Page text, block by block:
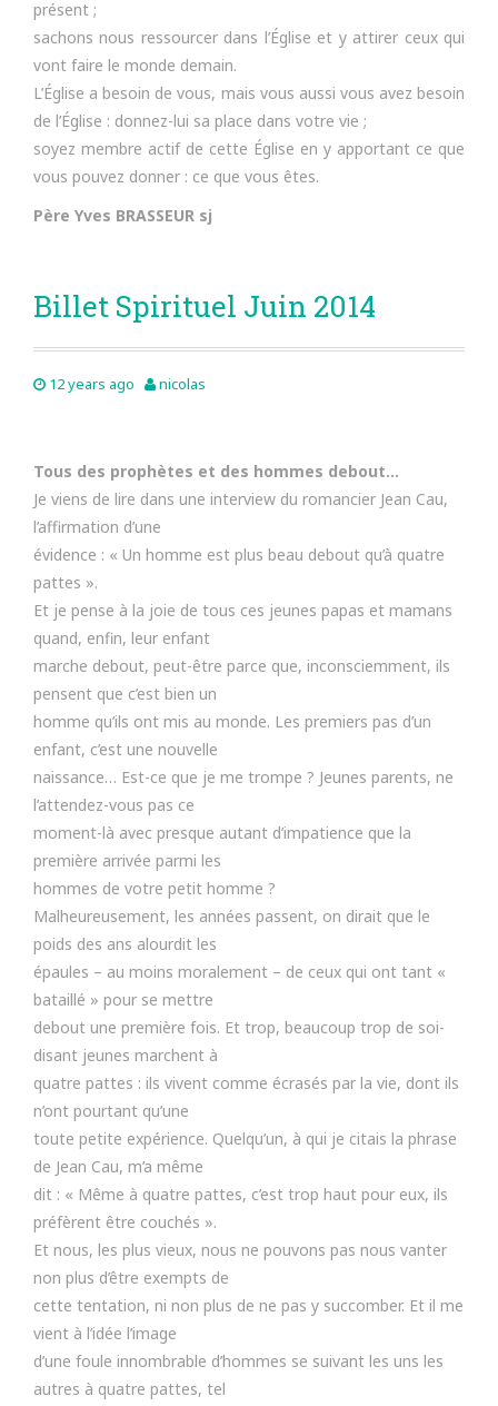
présent ;
sachons nous ressourcer dans l’Église et y attirer ceux qui
vont faire le monde demain.
L’Église a besoin de vous, mais vous aussi vous avez besoin
de l’Église : donnez-lui sa place dans votre vie ;
soyez membre actif de cette Église en y apportant ce que
vous pouvez donner : ce que vous êtes.
Père Yves BRASSEUR sj
Billet Spirituel Juin 2014
12 years ago nicolas
Tous des prophètes et des hommes debout…
Je viens de lire dans une interview du romancier Jean Cau,
l’affirmation d’une
évidence : « Un homme est plus beau debout qu’à quatre
pattes ».
Et je pense à la joie de tous ces jeunes papas et mamans
quand, enfin, leur enfant
marche debout, peut-être parce que, inconsciemment, ils
pensent que c’est bien un
homme qu’ils ont mis au monde. Les premiers pas d’un
enfant, c’est une nouvelle
naissance… Est-ce que je me trompe ? Jeunes parents, ne
l’attendez-vous pas ce
moment-là avec presque autant d’impatience que la
première arrivée parmi les
hommes de votre petit homme ?
Malheureusement, les années passent, on dirait que le
poids des ans alourdit les
épaules – au moins moralement – de ceux qui ont tant «
bataillé » pour se mettre
debout une première fois. Et trop, beaucoup trop de soi-
disant jeunes marchent à
quatre pattes : ils vivent comme écrasés par la vie, dont ils
n’ont pourtant qu’une
toute petite expérience. Quelqu’un, à qui je citais la phrase
de Jean Cau, m’a même
dit : « Même à quatre pattes, c’est trop haut pour eux, ils
préfèrent être couchés ».
Et nous, les plus vieux, nous ne pouvons pas nous vanter
non plus d’être exempts de
cette tentation, ni non plus de ne pas y succomber. Et il me
vient à l’idée l’image
d’une foule innombrable d’hommes se suivant les uns les
autres à quatre pattes, tel